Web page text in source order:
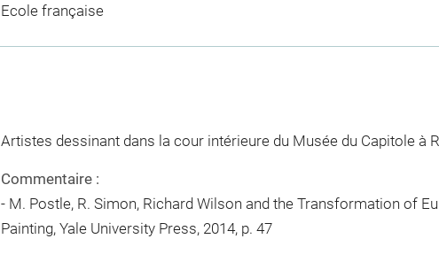
Ecole française
Artistes dessinant dans la cour intérieure du Musée du Capitole à
Commentaire :
- M. Postle, R. Simon, Richard Wilson and the Transformation of
Painting, Yale University Press, 2014, p. 47